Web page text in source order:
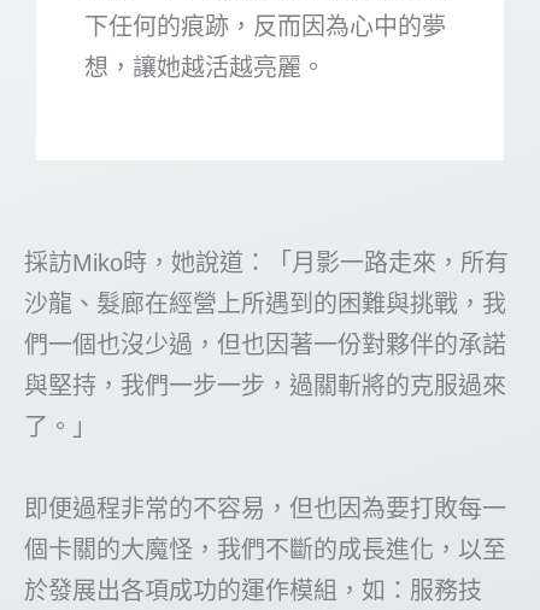
下任何的痕跡，反而因為心中的夢
想，讓她越活越亮麗。
採訪Miko時，她說道：「月影一路走來，所有
沙龍、髮廊在經營上所遇到的困難與挑戰，我
們一個也沒少過，但也因著一份對夥伴的承諾
與堅持，我們一步一步，過關斬將的克服過來
了。」
即便過程非常的不容易，但也因為要打敗每一
個卡關的大魔怪，我們不斷的成長進化，以至
於發展出各項成功的運作模組，如：服務技